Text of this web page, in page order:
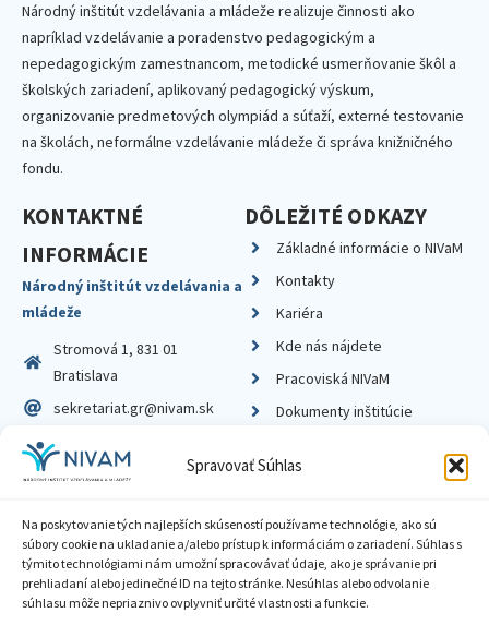
Spravovať Súhlas
Na poskytovanie tých najlepších skúseností používame technológie, ako sú
súbory cookie na ukladanie a/alebo prístup k informáciám o zariadení. Súhlas s
týmito technológiami nám umožní spracovávať údaje, ako je správanie pri
prehliadaní alebo jedinečné ID na tejto stránke. Nesúhlas alebo odvolanie
súhlasu môže nepriaznivo ovplyvniť určité vlastnosti a funkcie.
Národný inštitút vzdelávania a mládeže realizuje činnosti ako
napríklad vzdelávanie a poradenstvo pedagogickým a
nepedagogickým zamestnancom, metodické usmerňovanie škôl a
školských zariadení, aplikovaný pedagogický výskum,
organizovanie predmetových olympiád a súťaží, externé testovanie
na školách, neformálne vzdelávanie mládeže či správa knižničného
fondu.
KONTAKTNÉ
INFORMÁCIE
Národný inštitút vzdelávania a
mládeže
Stromová 1, 831 01
Bratislava
sekretariat.gr@nivam.sk
IČO: 00164348
DIČ: 2020798714
DÔLEŽITÉ ODKAZY
Základné informácie o NIVaM
Kontakty
Kariéra
Kde nás nájdete
Pracoviská NIVaM
Dokumenty inštitúcie
Zásady ochrany súkromia